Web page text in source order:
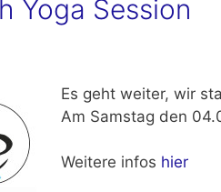
Yoga Session
Es geht weiter, wir
Am Samstag den
Weitere infos hier